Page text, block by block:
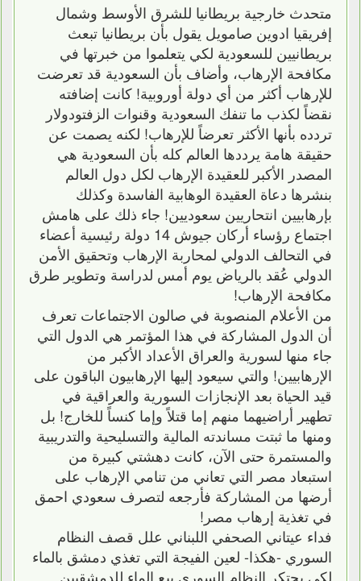
متحدث خارجية بريطانيا للشرق الأوسط وشمال
إفريقيا ادوين صامويل يقول بأن بريطانيا تبعث
بريطانيين للسعودية لكي يتعلموا من خبرتها في
مكافحة الإرهاب، وأضاف بأن السعودية قد تعرضت
للإرهاب أكثر من أي دولة أوروبية! كانت إضافته
نقضاً لكذب ما تنفك السعودية وقنوات الزفتودولار
تردده بأنها الأكثر تعرضاً للإرهاب! لكنه يصمت عن
حقيقة هامة يرددها العالم كله بأن السعودية هي
المصدر الأكبر للعقيدة الإرهاب لكل دول العالم
بنشرها دعاة العقيدة الوهابية الفاسدة وكذلك
بإرهابيين انتحاريين سعوديين! جاء ذلك على هامش
اجتماع رؤساء أركان جيوش 14 دولة رئيسية أعضاء
في التحالف الدولي لمحاربة الإرهاب وتحقيق الأمن
الدولي عُقد بالرياض يوم أمس لدراسة وتطوير طرق
مكافحة الإرهاب!
من الأعلام المنصوبة في صالون الاجتماعات تعرف
أن الدول المشاركة في هذا المؤتمر هي الدول التي
جاء منها لسورية والعراق الأعداد الأكبر من
الإرهابيين! والتي سيعود إليها الإرهابيون الباقون على
قيد الحياة بعد الإنجازات السورية والعراقية في
تطهير أراضيهما منهم إما قتلاً وإما كنساً للخارج! بل
ومنها ما ثبتت مساندته المالية والتسليحية والتدريبية
والمستمرة حتى الآن، كانت دهشتي كبيرة من
استبعاد مصر التي تعاني من تنامي الإرهاب على
أرضها من المشاركة فأرجعه لتصرف سعودي احمق
في تغذية إرهاب مصر!
فداء عيتاني الصحفي اللبناني علل قصف النظام
السوري -هكذا- لعين الفيجة التي تغذي دمشق بالماء
لكي يحتكر النظام السوري بيع الماء للدمشقيين